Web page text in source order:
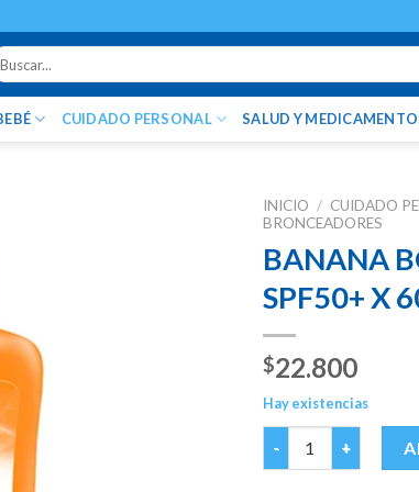
CUIDADO PERSONAL SALUD Y
INICIO / CUIDADO
BRONCEADORES
BANANA
SPF50+ X
$22.800
Hay existencias
BANANA BOAT